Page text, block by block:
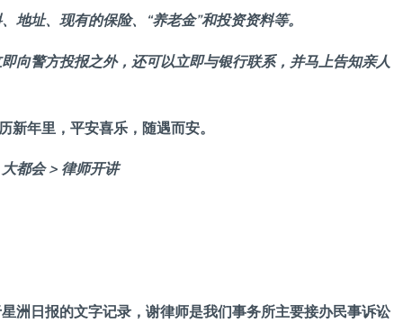
地址、现有的保险、“养老金”和投资资料等。
向警方投报之外，还可以立即与银行联系，并马上告知亲人
新年里，平安喜乐，随遇而安。
大都会 > 律师开讲
洲日报的文字记录，谢律师是我们事务所主要接办民事诉讼